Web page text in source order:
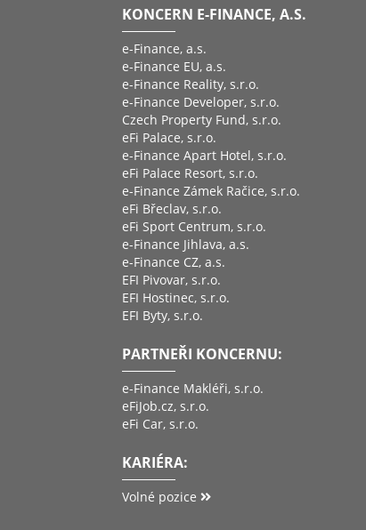
KONCERN E-FINANCE, A.S.
e-Finance, a.s.
e-Finance EU, a.s.
e-Finance Reality, s.r.o.
e-Finance Developer, s.r.o.
Czech Property Fund, s.r.o.
eFi Palace, s.r.o.
e-Finance Apart Hotel, s.r.o.
eFi Palace Resort, s.r.o.
e-Finance Zámek Račice, s.r.o.
eFi Břeclav, s.r.o.
eFi Sport Centrum, s.r.o.
e-Finance Jihlava, a.s.
e-Finance CZ, a.s.
EFI Pivovar, s.r.o.
EFI Hostinec, s.r.o.
EFI Byty, s.r.o.
PARTNEŘI KONCERNU:
e-Finance Makléři, s.r.o.
eFiJob.cz, s.r.o.
eFi Car, s.r.o.
KARIÉRA:
Volné pozice